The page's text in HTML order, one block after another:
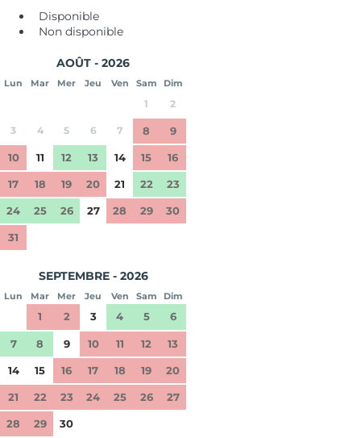
Disponible
Non disponible
AOÛT - 2026
Lun Mar Mer Jeu Ven Sam Dim
1 2
3 4 5 6 7 8 9
10 11 12 13 14 15 16
17 18 19 20 21 22 23
24 25 26 27 28 29 30
31
SEPTEMBRE - 2026
Lun Mar Mer Jeu Ven Sam Dim
1 2 3 4 5 6
7 8 9 10 11 12 13
14 15 16 17 18 19 20
21 22 23 24 25 26 27
28 29 30